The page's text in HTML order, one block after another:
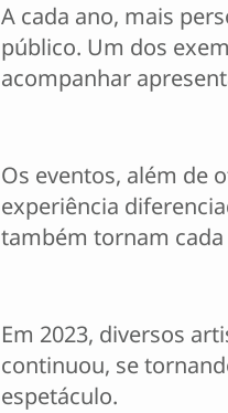
A cada ano, mais
público. Um dos
acompanhar
Os eventos, além de
experiência
também tornam cada
Em 2023, diversos
continuou, se
espetáculo.